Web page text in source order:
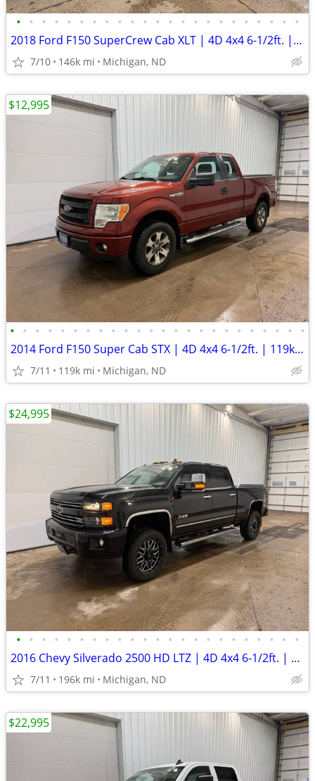
• • • • • • • • • • • • • • • • • • • • • • •
2018 Ford F150 SuperCrew Cab XLT | 4D 4x4 6-1/2ft. | 145k Miles
7/10 146k mi Michigan, ND
• • • • • • • • • • • • • • • • • • • • • • • •
2014 Ford F150 Super Cab STX | 4D 4x4 6-1/2ft. | 119k Miles
7/11 119k mi Michigan, ND
$12,995
• • • • • • • • • • • • • • • • • • • • • • •
2016 Chevy Silverado 2500 HD LTZ | 4D 4x4 6-1/2ft. | 196k Miles
7/11 196k mi Michigan, ND
$24,995
$22,995